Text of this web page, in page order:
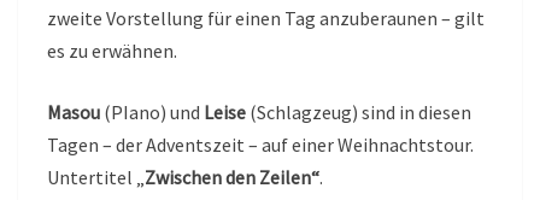
zweite Vorstellung für einen Tag anzuberaunen – gilt
es zu erwähnen.
Masou (PIano) und Leise (Schlagzeug) sind in diesen
Tagen – der Adventszeit – auf einer Weihnachtstour.
Untertitel „Zwischen den Zeilen“.